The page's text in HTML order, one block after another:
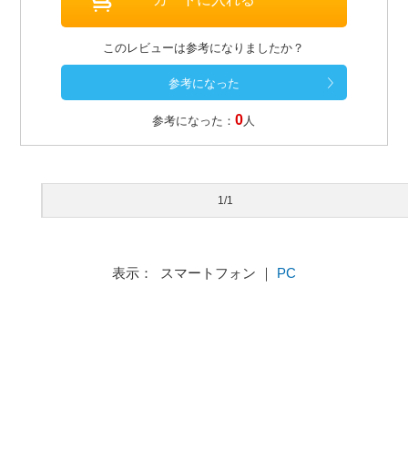
このレビューは参考になりましたか？
参考になった：0 人
1/1
表示： スマートフォン ｜ PC